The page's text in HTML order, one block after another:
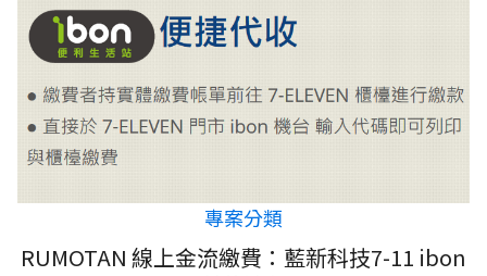
專案分類
RUMOTAN 線上金流繳費：藍新科技7-11 ibon